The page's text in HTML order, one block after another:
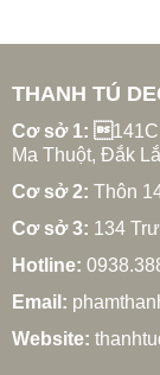
THANH TÚ
Cơ sở 1: 
Ma Thuột, Đắk
Cơ sở 2: Thôn
Cơ sở 3: 134
Hotline:
Email:
Website: